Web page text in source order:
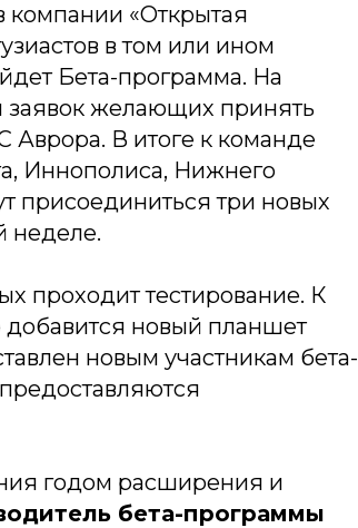
компании «Открытая
в том или ином
Бета-программа. На
заявок желающих принять
Аврора. В итоге к команде
Иннополиса, Нижнего
присоединиться три новых
неделе.
проходит тестирование. К
новый планшет
новым участникам бета-
годом расширения и
бета-программы